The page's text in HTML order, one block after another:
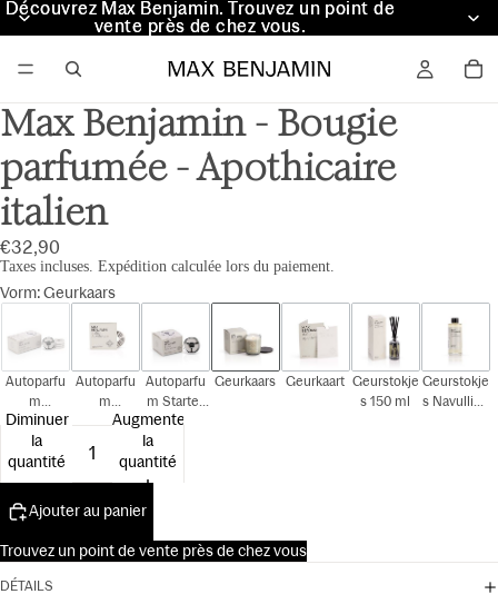
Découvrez Max Benjamin. Trouvez un point de
vente près de chez vous.
Découvrez Max Benjamin. Trouvez un point de
vente près de chez vous.
Max Benjamin - Bougie
parfumée - Apothicaire
italien
€32,90
Taxes incluses. Expédition calculée lors du paiement.
Vorm:Geurkaars
Autoparfu
m
Cadeauset
Autoparfu
m
Navulling
Autoparfu
m Starter
Kit
Geurkaars Geurkaart Geurstokje
s 150 ml
Geurstokje
s Navulling
Diminuer
la
quantité
Augmenter
la
quantité
Ajouter au panier
Trouvez un point de vente près de chez vous
DÉTAILS